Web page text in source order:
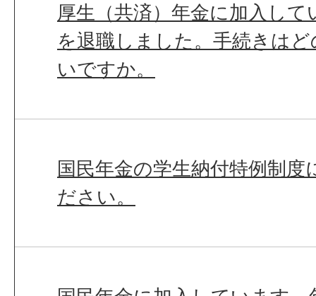
厚生（共済）年金に加入し
を退職しました。手続きは
いですか。
国民年金の学生納付特例制
ださい。